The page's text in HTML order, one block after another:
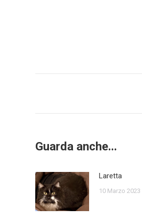
Guarda anche...
Laretta
10 Marzo 2023